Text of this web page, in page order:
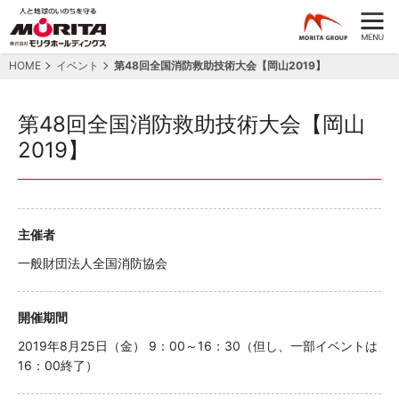
HOME イベント 第48回全国消防救助技術大会【岡山2019】
第48回全国消防救助技術大会【岡山
2019】
主催者
一般財団法人全国消防協会
開催期間
2019年8月25日（金） 9：00～16：30（但し、一部イベントは
16：00終了）